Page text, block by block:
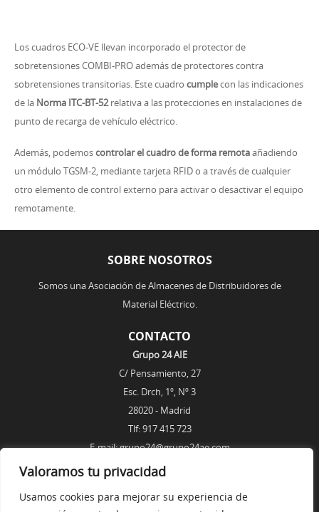
Valoramos tu privacidad
Usamos cookies para mejorar su experiencia de
Los cuadros ECO-VE llevan incorporado el protector de
sobretensiones COMBI-PRO además de protectores contra
sobretensiones transitorias. Este cuadro cumplecon las indicaciones
de la Norma ITC-BT-52 relativa a las protecciones en instalaciones de
punto de recarga de vehículo eléctrico.
Además, podemoscontrolar el cuadro de forma remotaañadiendo
un módulo TGSM-2, mediante tarjeta RFID o a través de cualquier
otro elemento de control externo para activar o desactivar el equipo
remotamente.
SOBRE NOSOTROS
Somos una Asociación de Almacenes de Distribuidores de
Material Eléctrico.
CONTACTO
Grupo 24 AIE
C/ Pensamiento, 27
Esc. Drch, 1º, Nº 3
28020 - Madrid
Tlf: 917 415 723
E-mail: grupo24@grupo24ae.com
ENLACES
AVISO LEGAL